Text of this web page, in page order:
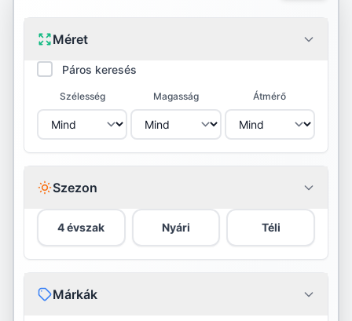
Méret
Páros keresés
Szélesség Magasság Átmérő
Szezon
4 évszak Nyári Téli
Márkák